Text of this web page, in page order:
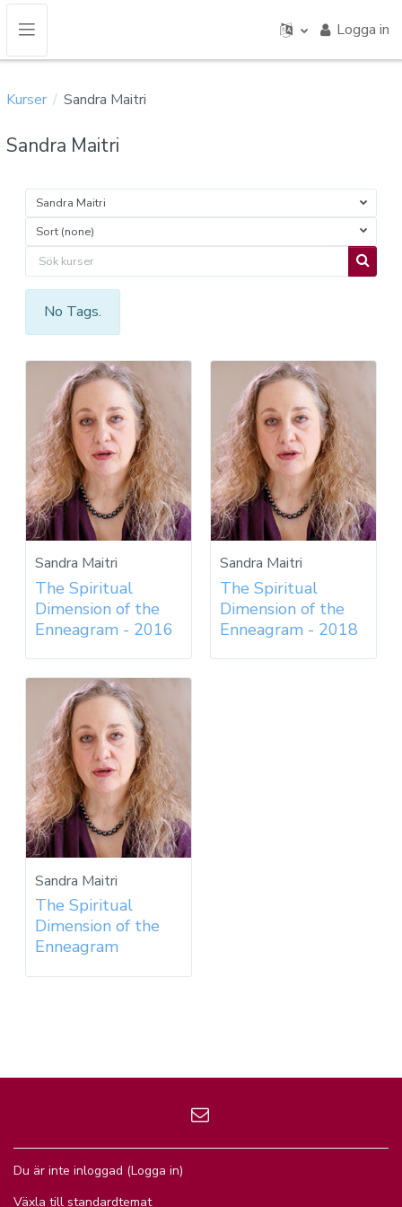
Gå direkt till huvudinnehåll
Logga in
Kurser Sandra Maitri
Sandra Maitri
Sandra Maitri
Sort (none)
Sök kurser
Sök
No Tags.
Sandra Maitri
The Spiritual
Dimension of the
Enneagram - 2016
Sandra Maitri
The Spiritual
Dimension of the
Enneagram - 2018
Sandra Maitri
The Spiritual
Dimension of the
Enneagram
Du är inte inloggad (Logga in)
Växla till standardtemat